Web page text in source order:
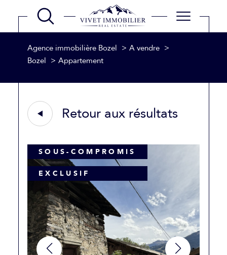
Agence immobilière Bozel
A vendre
Bozel
Appartement
Retour aux résultats
SOUS-COMPROMIS
EXCLUSIF